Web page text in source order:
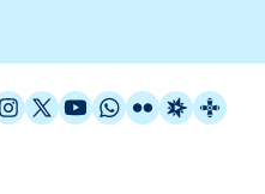
X / Twitter
YouTube
WhatsApp
FlickrRadio